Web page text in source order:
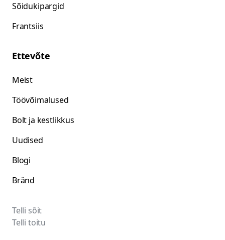
Sõidukipargid
Frantsiis
Ettevõte
Meist
Töövõimalused
Bolt ja kestlikkus
Uudised
Blogi
Bränd
Telli sõit
Telli toitu